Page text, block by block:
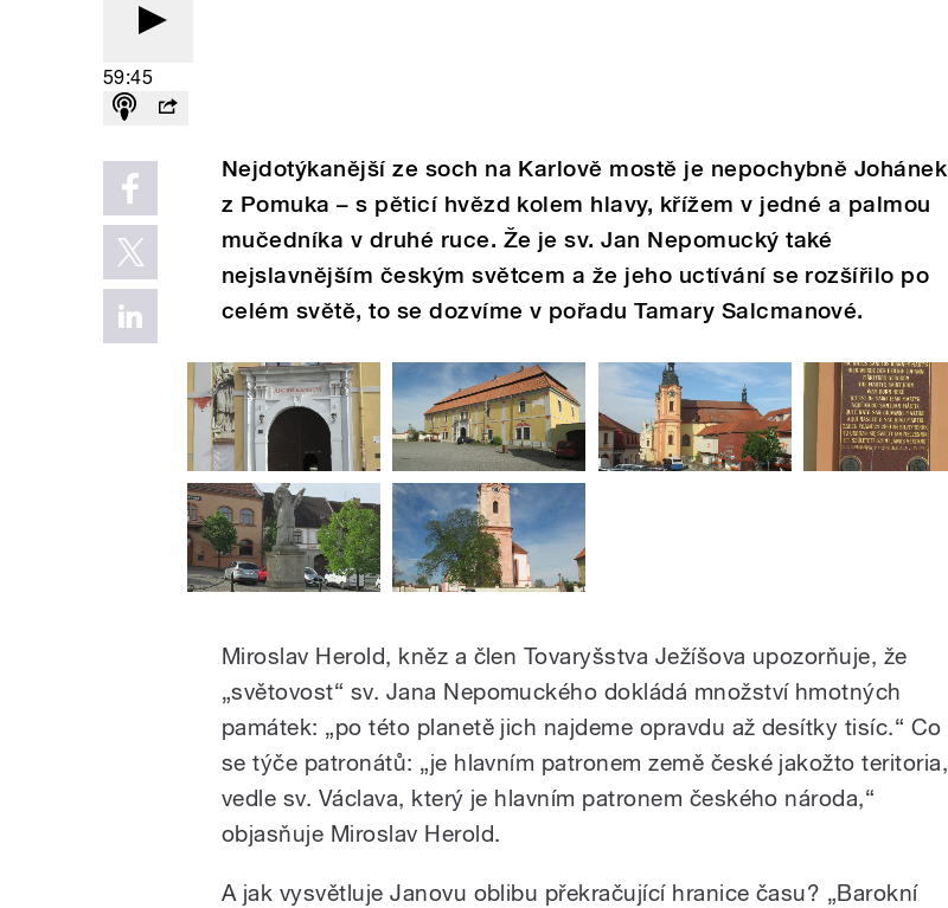
59:45
Nejdotýkanější ze soch na Karlově mostě je nepochybně Johánek
z Pomuka – s pěticí hvězd kolem hlavy, křížem v jedné a palmou
mučedníka v druhé ruce. Že je sv. Jan Nepomucký také
nejslavnějším českým světcem a že jeho uctívání se rozšířilo po
celém světě, to se dozvíme v pořadu Tamary Salcmanové.
Miroslav Herold, kněz a člen Tovaryšstva Ježíšova upozorňuje, že
„světovost“ sv. Jana Nepomuckého dokládá množství hmotných
památek: „po této planetě jich najdeme opravdu až desítky tisíc.“ Co
se týče patronátů: „je hlavním patronem země české jakožto teritoria,
vedle sv. Václava, který je hlavním patronem českého národa,“
objasňuje Miroslav Herold.
A jak vysvětluje Janovu oblibu překračující hranice času? „Barokní